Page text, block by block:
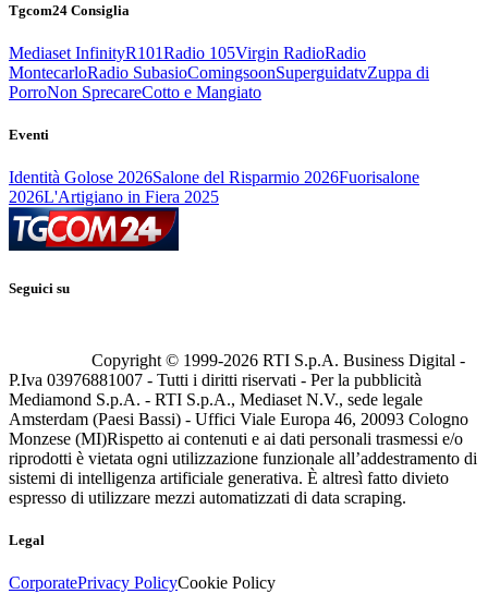
Tgcom24 Consiglia
Mediaset InfinityR101Radio 105Virgin RadioRadio
MontecarloRadio SubasioComingsoonSuperguidatvZuppa di
PorroNon SprecareCotto e Mangiato
Eventi
Identità Golose 2026Salone del Risparmio 2026Fuorisalone
2026L'Artigiano in Fiera 2025
Seguici su
Copyright © 1999-2026 RTI S.p.A. Business Digital -
P.Iva 03976881007 - Tutti i diritti riservati - Per la pubblicità
Mediamond S.p.A. - RTI S.p.A., Mediaset N.V., sede legale
Amsterdam (Paesi Bassi) - Uffici Viale Europa 46, 20093 Cologno
Monzese (MI)Rispetto ai contenuti e ai dati personali trasmessi e/o
riprodotti è vietata ogni utilizzazione funzionale all’addestramento di
sistemi di intelligenza artificiale generativa. È altresì fatto divieto
espresso di utilizzare mezzi automatizzati di data scraping.
Legal
CorporatePrivacy PolicyCookie Policy